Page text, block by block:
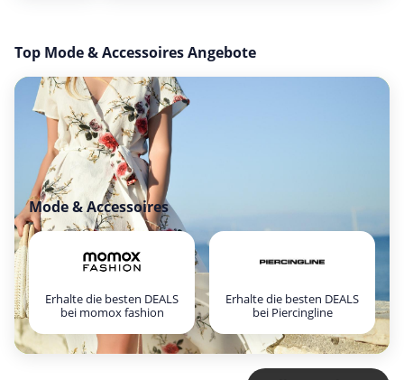
Top Mode & Accessoires Angebote
Mode & Accessoires
Erhalte die besten DEALS
bei momox fashion
Erhalte die besten DEALS
bei Piercingline